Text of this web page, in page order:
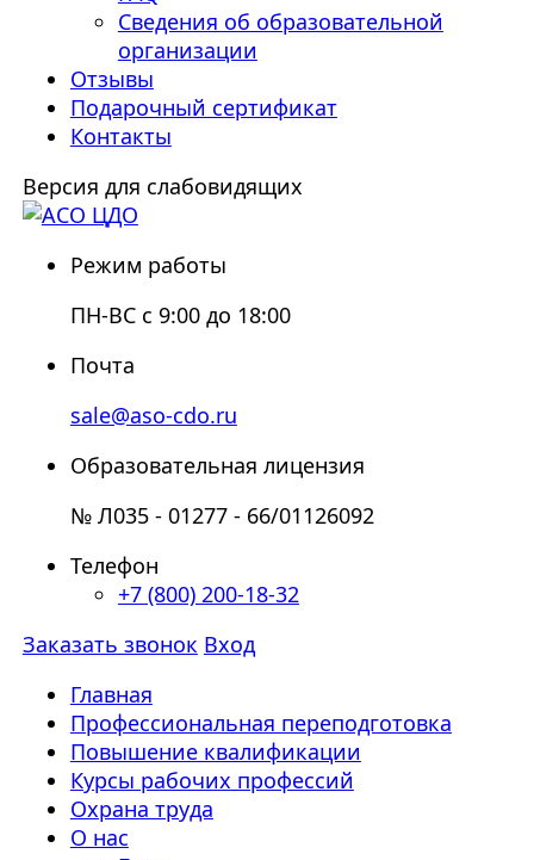
Сведения об образовательной
организации
Отзывы
Подарочный сертификат
Контакты
Версия для слабовидящих
Режим работы
ПН-ВС с 9:00 до 18:00
Почта
sale@aso-cdo.ru
Образовательная лицензия
№ Л035 - 01277 - 66/01126092
Телефон
+7 (800) 200-18-32
Заказать звонок Вход
Главная
Профессиональная переподготовка
Повышение квалификации
Курсы рабочих профессий
Охрана труда
О нас